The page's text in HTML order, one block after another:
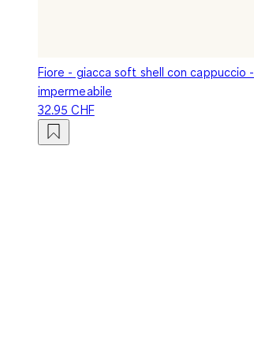
Fiore - giacca soft shell con cappuccio -
impermeabile
32.95 CHF